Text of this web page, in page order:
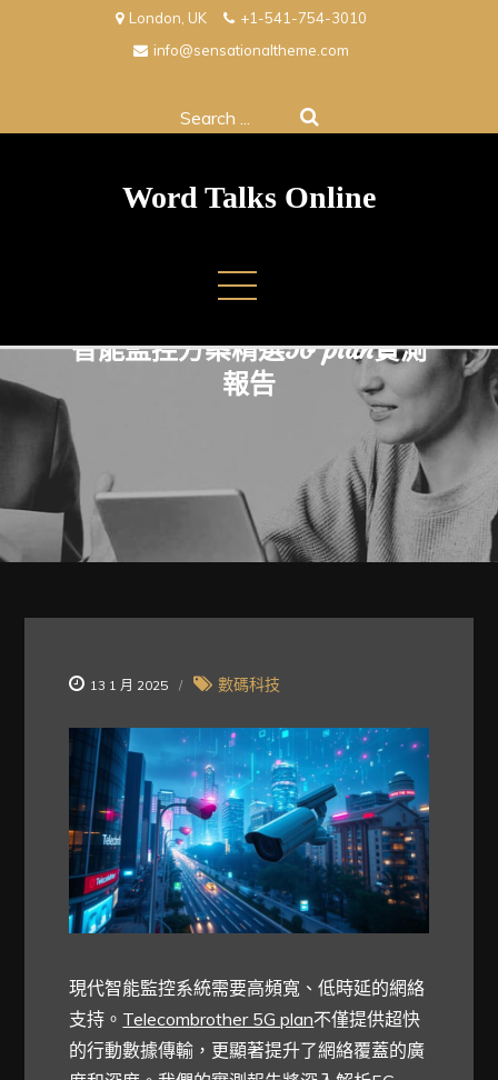
London, UK
+1-541-754-3010
info@sensationaltheme.com
Search
Word Talks Online
智能監控方案精選5G plan實測
報告
13 1 月 2025 數碼科技
現代智能監控系統需要高頻寬、低時延的網絡
支持。 Telecombrother 5G plan不僅提供超快
的行動數據傳輸，更顯著提升了網絡覆蓋的廣